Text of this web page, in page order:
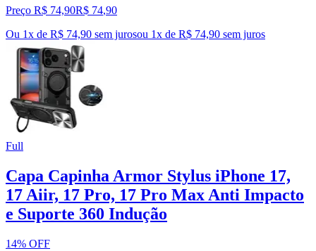
Preço R$ 74,90R$ 74,90
Ou 1x de R$ 74,90 sem jurosou 1x de R$ 74,90 sem juros
Full
Capa Capinha Armor Stylus iPhone 17,
17 Aiir, 17 Pro, 17 Pro Max Anti Impacto
e Suporte 360 Indução
14% OFF